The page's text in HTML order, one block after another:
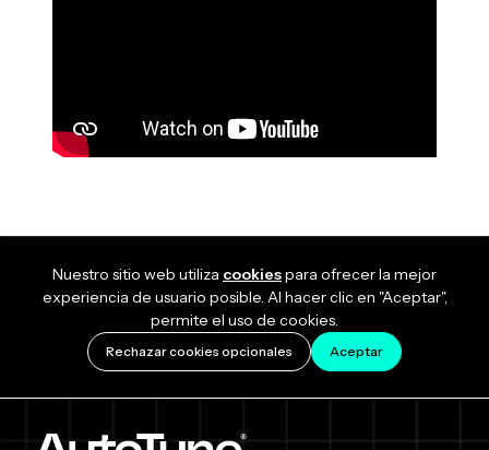
Nuestro sitio web utiliza cookiespara ofrecer la mejor
experiencia de usuario posible. Al hacer clic en "Aceptar",
permite el uso de cookies.
Rechazar cookies opcionales Aceptar